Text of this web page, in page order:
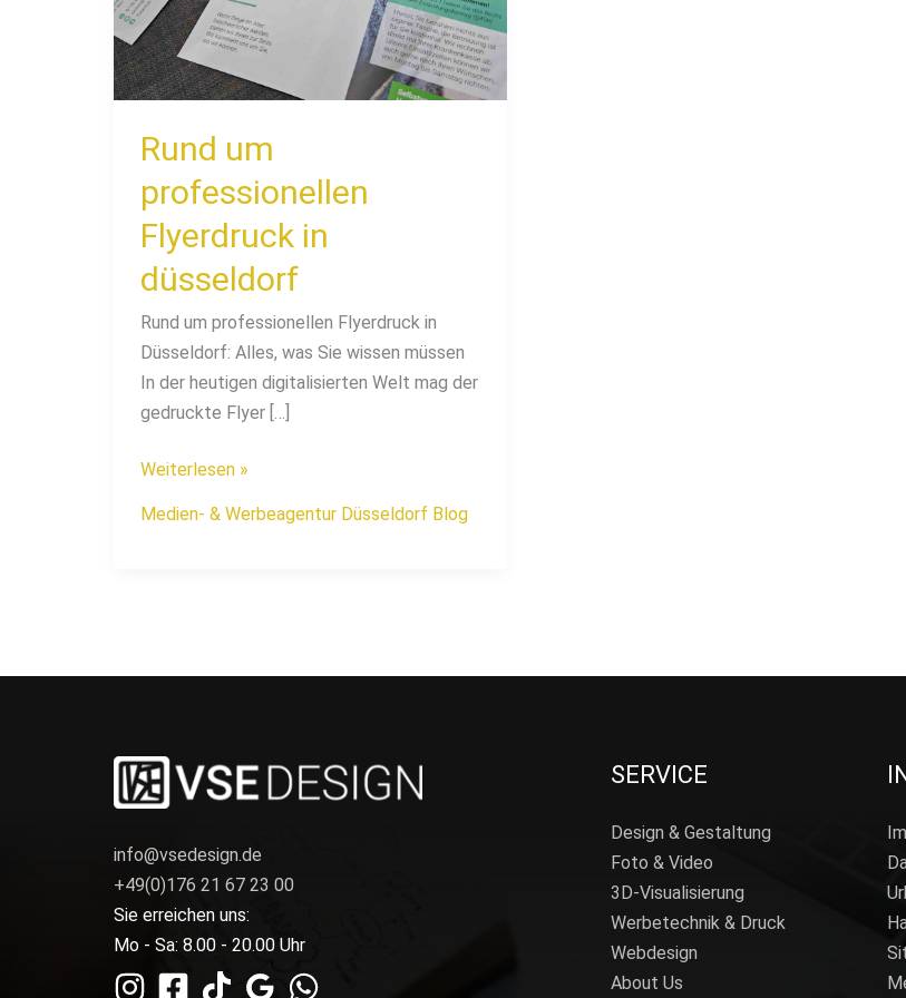
Rund um
professionellen
Flyerdruck in
düsseldorf
Rund um professionellen Flyerdruck in
Düsseldorf: Alles, was Sie wissen müssen
In der heutigen digitalisierten Welt mag der
gedruckte Flyer […]
Weiterlesen »
Medien- & Werbeagentur Düsseldorf Blog
info@vsedesign.de
+49(0)176 21 67 23 00
Sie erreichen uns:
Mo - Sa: 8.00 - 20.00 Uhr
SERVICE
Design & Gestaltung
Foto & Video
3D-Visualisierung
Werbetechnik & Druck
Webdesign
About Us